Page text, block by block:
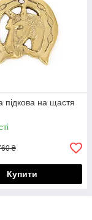
підкова на щастя
₴
Купити